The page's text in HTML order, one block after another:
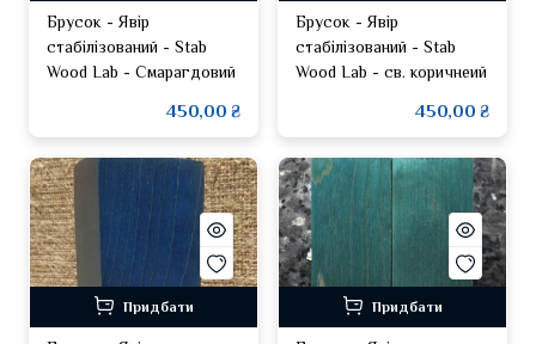
Брусок - Явір
стабілізований - Stab
Wood Lab - Смарагдовий
450,00 ₴
Брусок - Явір
стабілізований - Stab
Wood Lab - св. коричнеий
450,00 ₴
Придбати Придбати